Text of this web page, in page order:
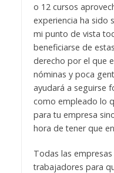
o 12 cursos
experiencia ha sido
mi punto de vista
beneficiarse de
derecho por el que
nóminas y poca
ayudará a seguirse
como empleado lo
para tu empresa
hora de tener que
Todas las
trabajadores para